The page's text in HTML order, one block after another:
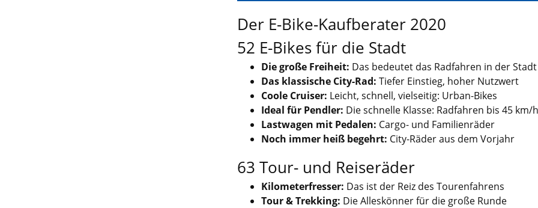
Der E-Bike-Kaufberater 2020
52 E-Bikes für die Stadt
Die große Freiheit: Das bedeutet das Radfahren in der Stadt
Das klassische City-Rad: Tiefer Einstieg, hoher Nutzwert
Coole Cruiser: Leicht, schnell, vielseitig: Urban-Bikes
Ideal für Pendler: Die schnelle Klasse: Radfahren bis 45 km/h
Lastwagen mit Pedalen: Cargo- und Familienräder
Noch immer heiß begehrt: City-Räder aus dem Vorjahr
63 Tour- und Reiseräder
Kilometerfresser: Das ist der Reiz des Tourenfahrens
Tour & Trekking: Die Alleskönner für die große Runde